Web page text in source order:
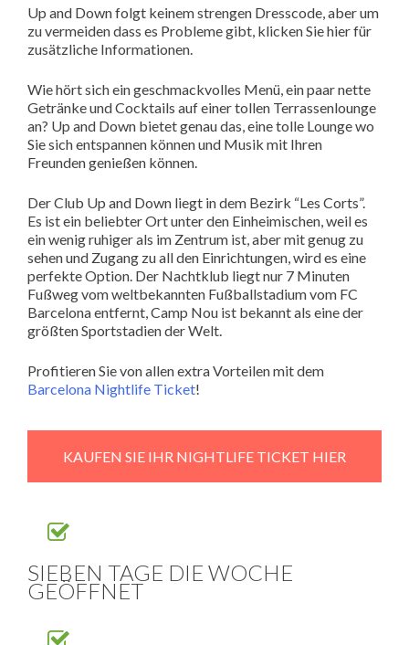
Up and Down folgt keinem strengen Dresscode, aber um
zu vermeiden dass es Probleme gibt, klicken Sie hier für
zusätzliche Informationen.
Wie hört sich ein geschmackvolles Menü, ein paar nette
Getränke und Cocktails auf einer tollen Terrassenlounge
an? Up and Down bietet genau das, eine tolle Lounge wo
Sie sich entspannen können und Musik mit Ihren
Freunden genießen können.
Der Club Up and Down liegt in dem Bezirk “Les Corts”.
Es ist ein beliebter Ort unter den Einheimischen, weil es
ein wenig ruhiger als im Zentrum ist, aber mit genug zu
sehen und Zugang zu all den Einrichtungen, wird es eine
perfekte Option. Der Nachtklub liegt nur 7 Minuten
Fußweg vom weltbekannten Fußballstadium vom FC
Barcelona entfernt, Camp Nou ist bekannt als eine der
größten Sportstadien der Welt.
Profitieren Sie von allen extra Vorteilen mit dem
Barcelona Nightlife Ticket!
KAUFEN SIE IHR NIGHTLIFE TICKET HIER
SIEBEN TAGE DIE WOCHE
GEÖFFNET